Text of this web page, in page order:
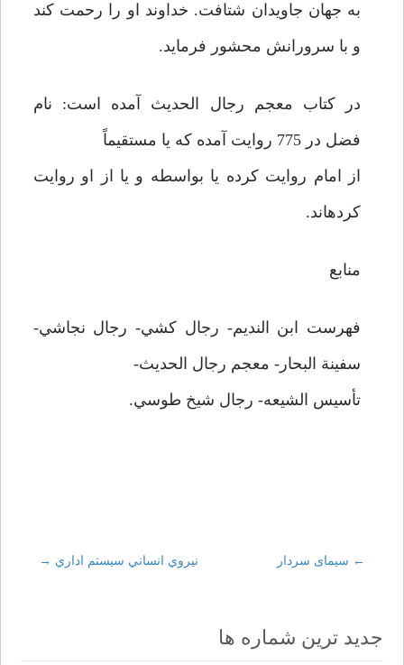
به جهان جاويدان شتافت. خداوند او را رحمت كند
و با سرورانش محشور فرمايد.
در كتاب معجم رجال الحديث آمده است: نام
فضل در 775 روايت آمده كه يا مستقيماً
از امام روايت كرده يا بواسطه و يا از او روايت
كرده­اند.
منابع
فهرست ابن النديم- رجال كشي- رجال نجاشي-
سفينة البحار- معجم رجال الحديث-
تأسيس الشيعه- رجال شيخ طوسي.
Post
navigation
← سیمای سردار نيروي انساني سيستم اداري →
جدید ترین شماره ها